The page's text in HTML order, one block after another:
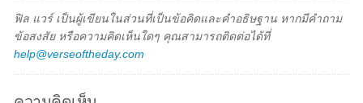
ฟิล แวร์ เป็นผู้เขียนในส่วนที่เป็นข้อคิดและคำอธิษฐาน หากมีคำถาม
ข้อสงสัย หรือความคิดเห็นใดๆ คุณสามารถติดต่อได้ที่
help@verseoftheday.com